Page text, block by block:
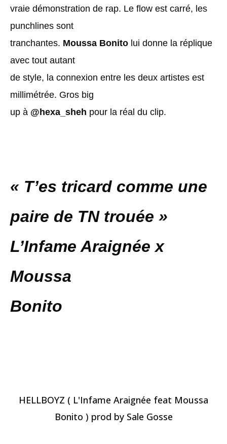
vraie démonstration de rap. Le flow est carré, les
punchlines sont
tranchantes. Moussa Bonito lui donne la réplique
avec tout autant
de style, la connexion entre les deux artistes est
millimétrée. Gros big
up à @hexa_sheh pour la réal du clip.
« T’es tricard comme une
paire de TN trouée »
L’Infame Araignée x
Moussa
Bonito
HELLBOYZ ( L'Infame Araignée feat Moussa
Bonito ) prod by Sale Gosse